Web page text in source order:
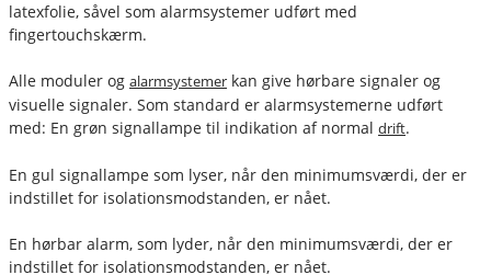
latexfolie, såvel som alarmsystemer udført med
fingertouchskærm.
Alle moduler og alarmsystemer kan give hørbare signaler og
visuelle signaler. Som standard er alarmsystemerne udført
med: En grøn signallampe til indikation af normal drift.
En gul signallampe som lyser, når den minimumsværdi, der er
indstillet for isolationsmodstanden, er nået.
En hørbar alarm, som lyder, når den minimumsværdi, der er
indstillet for isolationsmodstanden, er nået.